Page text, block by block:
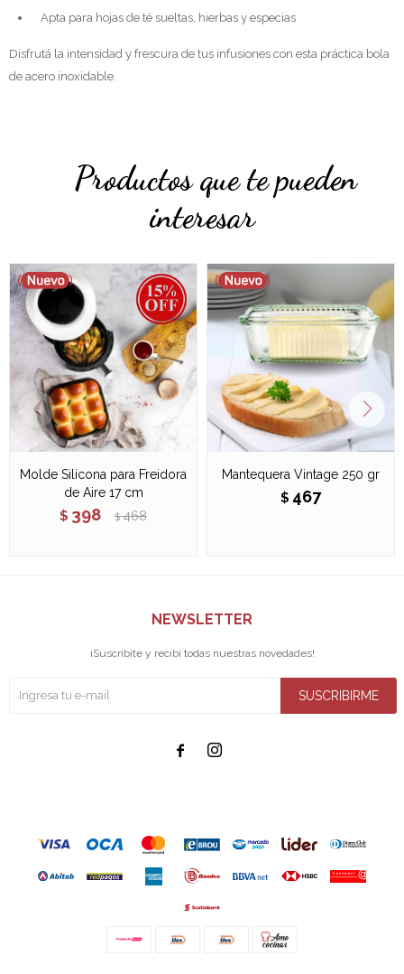
Apta para hojas de té sueltas, hierbas y especias
Disfrutá la intensidad y frescura de tus infusiones con esta práctica bola
de acero inoxidable.
Productos que te pueden
interesar
Molde Silicona para Freidora
de Aire 17 cm
$ 398 $ 468
Mantequera Vintage 250 gr
$ 467
NEWSLETTER
¡Suscribite y recibí todas nuestras novedades!
SUSCRIBIRME
 